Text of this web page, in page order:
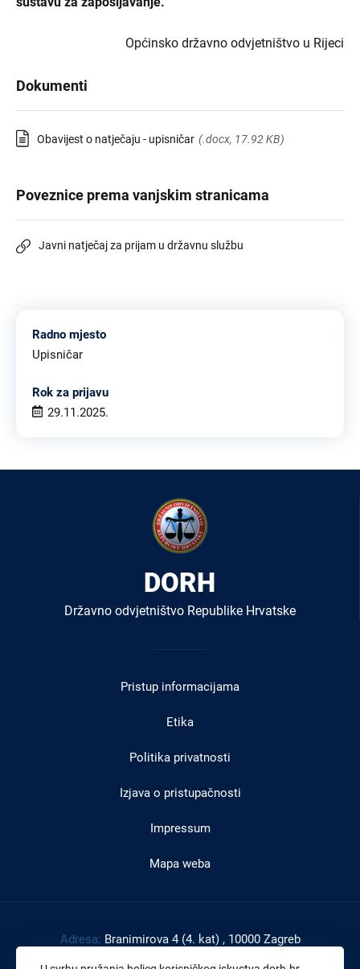
Općinsko državno odvjetništvo u Rijeci
Dokumenti
Obavijest o natječaju - upisničar (.docx, 17.92 KB)
Poveznice prema vanjskim stranicama
Javni natječaj za prijam u državnu službu
Radno mjesto
Upisničar
Rok za prijavu
29.11.2025.
DORH
Državno odvjetništvo Republike Hrvatske
Pristup informacijama
Etika
Politika privatnosti
Izjava o pristupačnosti
Impressum
Mapa weba
Adresa: Branimirova 4 (4. kat) , 10000 Zagreb
Tel: +385 1 4591 888